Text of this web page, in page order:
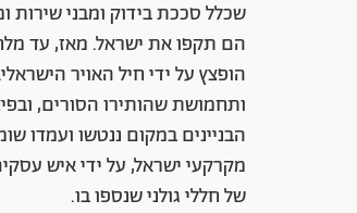
הופצץ על ידי חיל האויר
מקרקעי ישראל, על ידי איש
של חללי גולני שנספו בו.